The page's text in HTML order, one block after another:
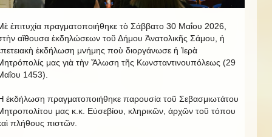
ἐπιτυχία πραγματοποιήθηκε τὸ Σάββατο 30 Μαΐου 2026,
αἴθουσα ἐκδηλώσεων τοῦ Δήμου Ἀνατολικῆς Σάμου, ἡ
ἐκδήλωση μνήμης ποὺ διοργάνωσε ἡ Ἱερὰ
μας γιὰ τὴν Ἄλωση τῆς Κωνσταντινουπόλεως (29
1453).
ἐκδήλωση πραγματοποιήθηκε παρουσία τοῦ Σεβασμιωτάτου
μας κ.κ. Εὐσεβίου, κληρικῶν, ἀρχῶν τοῦ τόπου
πλήθους πιστῶν.